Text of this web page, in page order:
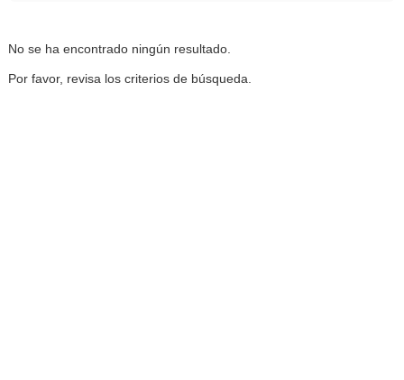
No se ha encontrado ningún resultado.
Por favor, revisa los criterios de búsqueda.